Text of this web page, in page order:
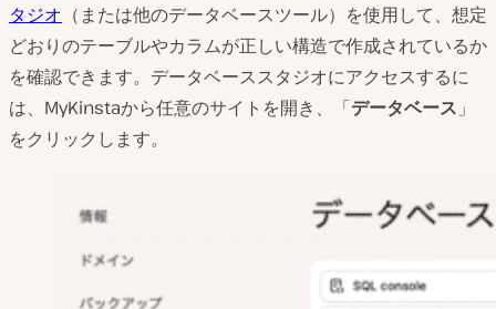
タジオ （または他のデータベースツール）を使用して、想定
どおりのテーブルやカラムが正しい構造で作成されているか
を確認できます。データベーススタジオにアクセスするに
は、MyKinstaから任意のサイトを開き、「データベース 」
をクリックします。